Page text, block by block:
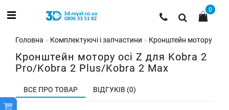
0
Головна Комплектуючі і запчастини Кронштейн мотору осі
Кронштейн мотору осі Z для Kobra 2
Pro/Kobra 2 Plus/Kobra 2 Max
ВСЕ ПРО ТОВАР ВІДГУКІВ (0)